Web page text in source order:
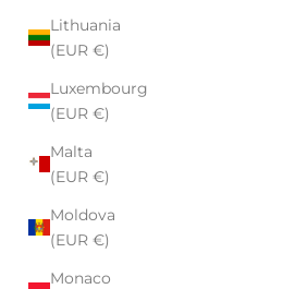
Lithuania
(EUR €)
Luxembourg
(EUR €)
Malta
(EUR €)
Moldova
(EUR €)
Monaco